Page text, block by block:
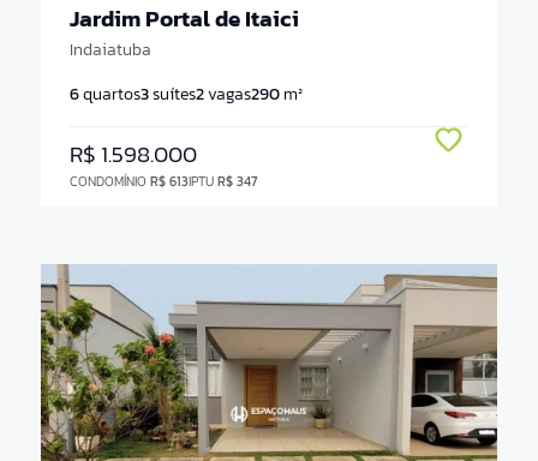
Jardim Portal de Itaici
Indaiatuba
6quartos3suítes2vagas290m²
R$ 1.598.000
CONDOMÍNIOR$ 613IPTUR$ 347